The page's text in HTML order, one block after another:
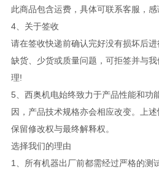
此商品包含运费，具体可联系客服，感
4、关于签收
请在签收快递前确认完好没有损坏后
缺货、少货或质量问题，可拒签并与
理!
5、西奥机电始终致力于产品性能和功
因，产品技术规格亦会相应改变。上
保留修改权与最终解释权。
选择我们的理由
1、所有机器出厂前都需经过严格的测